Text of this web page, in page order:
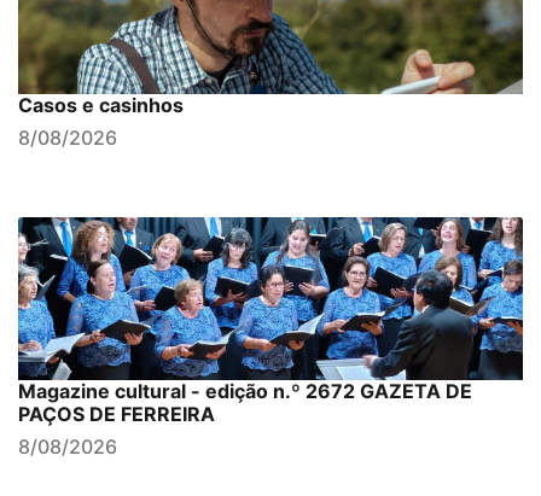
Casos e casinhos
8/08/2026
Magazine cultural - edição n.º 2672 GAZETA DE
PAÇOS DE FERREIRA
8/08/2026